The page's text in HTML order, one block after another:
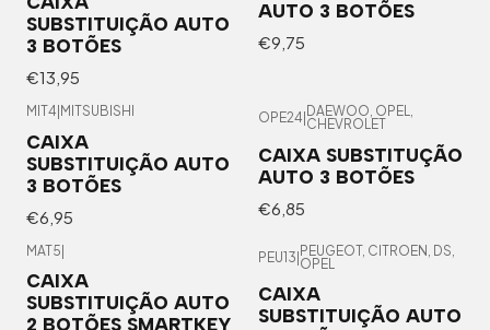
SUBSTITUIÇÃO AUTO
3 BOTÕES
€13,95
AUTO 3 BOTÕES
€9,75
MIT4 MITSUBISHI
CAIXA
SUBSTITUIÇÃO AUTO
3 BOTÕES
€6,95
OPE24 DAEWOO, OPEL,
CHEVROLET
CAIXA SUBSTITUÇÃO
AUTO 3 BOTÕES
€6,85
MAT5
CAIXA
SUBSTITUIÇÃO AUTO
2 BOTÕES SMARTKEY
PEU13 PEUGEOT, CITROEN, DS,
OPEL
CAIXA
SUBSTITUIÇÃO AUTO